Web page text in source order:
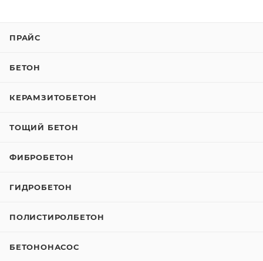
ПРАЙС
БЕТОН
КЕРАМЗИТОБЕТОН
ТОЩИЙ БЕТОН
ФИБРОБЕТОН
ГИДРОБЕТОН
ПОЛИСТИРОЛБЕТОН
БЕТОНОНАСОС